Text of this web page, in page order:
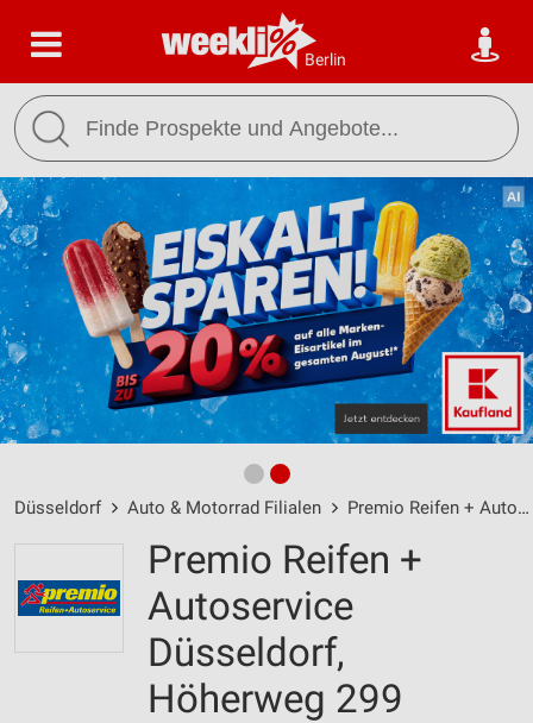
Berlin
Düsseldorf Auto & Motorrad Filialen Premio Reifen + Autoservice Filialen
Premio Reifen +
Autoservice
Düsseldorf,
Höherweg 299